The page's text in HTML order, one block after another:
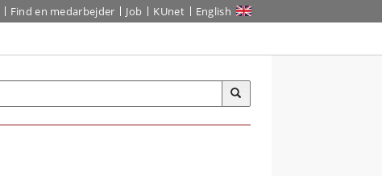
Find en medarbejder Job KUnet English